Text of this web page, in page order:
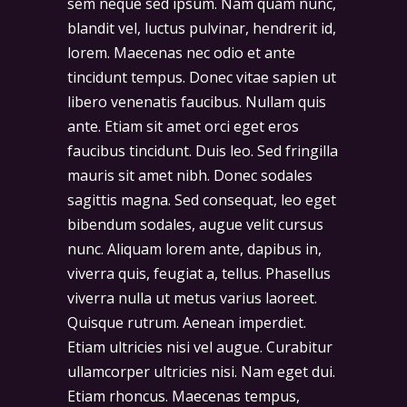
blandit vel, luctus pulvinar, hendrerit id,
lorem. Maecenas nec odio et ante
tincidunt tempus. Donec vitae sapien ut
libero venenatis faucibus. Nullam quis
ante. Etiam sit amet orci eget eros
faucibus tincidunt. Duis leo. Sed fringilla
mauris sit amet nibh. Donec sodales
sagittis magna. Sed consequat, leo eget
bibendum sodales, augue velit cursus
nunc. Aliquam lorem ante, dapibus in,
viverra quis, feugiat a, tellus. Phasellus
viverra nulla ut metus varius laoreet.
Quisque rutrum. Aenean imperdiet.
Etiam ultricies nisi vel augue. Curabitur
ullamcorper ultricies nisi. Nam eget dui.
Etiam rhoncus. Maecenas tempus,